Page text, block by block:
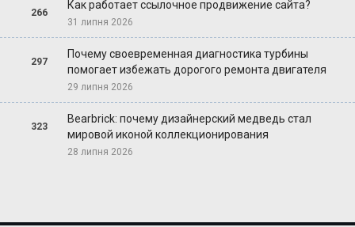
266
Как работает ссылочное продвижение сайта?
31 липня 2026
297
Почему своевременная диагностика турбины
помогает избежать дорогого ремонта двигателя
29 липня 2026
323
Bearbrick: почему дизайнерский медведь стал
мировой иконой коллекционирования
28 липня 2026